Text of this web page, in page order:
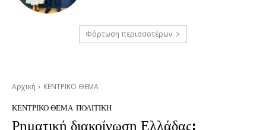
Φόρτωση περισσοτέρων